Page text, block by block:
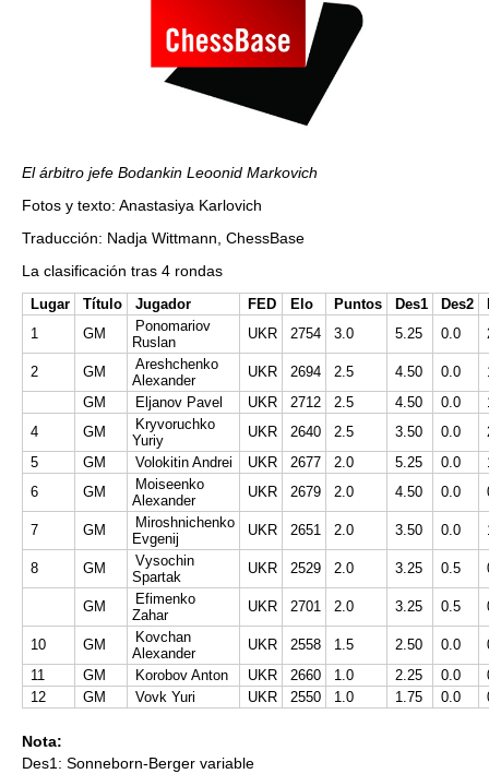
El árbitro jefe Bodankin Leoonid Markovich
Fotos y texto: Anastasiya Karlovich
Traducción: Nadja Wittmann, ChessBase
La clasificación tras 4 rondas
Lugar Título Jugador FED Elo Puntos Des1 Des2
1
GM
Ponomariov
Ruslan
UKR 2754 3.0 5.25 0.0
2 GM
Areshchenko
Alexander
UKR 2694 2.5 4.50 0.0
GM
Eljanov Pavel UKR 2712 2.5 4.50 0.0
4
GM
Kryvoruchko
Yuriy
UKR 2640 2.5 3.50 0.0
5
GM Volokitin Andrei UKR 2677 2.0 5.25 0.0
6
GM
Moiseenko
Alexander
UKR 2679 2.0 4.50 0.0
7 GM
Miroshnichenko
Evgenij
UKR 2651 2.0 3.50 0.0
8 GM
Vysochin
Spartak
UKR 2529 2.0 3.25 0.5
GM
Efimenko
Zahar
UKR 2701 2.0 3.25 0.5
10 GM
Kovchan
Alexander
UKR 2558 1.5 2.50 0.0
11
GM Korobov Anton UKR 2660 1.0 2.25 0.0
12
GM Vovk Yuri UKR 2550 1.0 1.75 0.0
Nota:
Des1: Sonneborn-Berger variable